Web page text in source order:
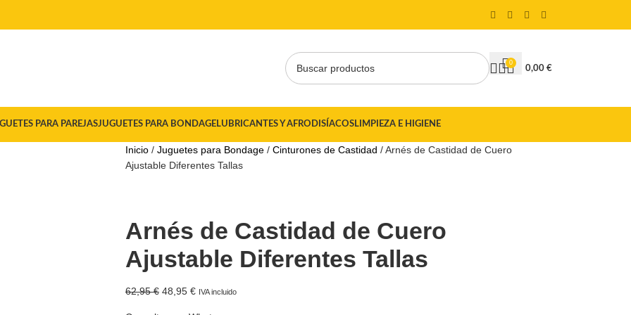
0
0,00 €
PARA PAREJASJUGUETES PARA BONDAGELUBRICANTES Y AFRODISÍACOSLIMPIEZA E HIGIENE
Inicio Juguetes para Bondage Cinturones de Castidad
Arnés de Castidad de Cuero
Ajustable Diferentes Tallas
Arnés de Castidad de Cuero
Ajustable Diferentes Tallas
62,95€ 48,95 € IVA incluido